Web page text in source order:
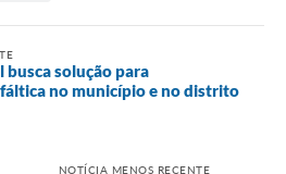
busca solução para
no município e no distrito
NOTÍCIA MENOS RECENTE